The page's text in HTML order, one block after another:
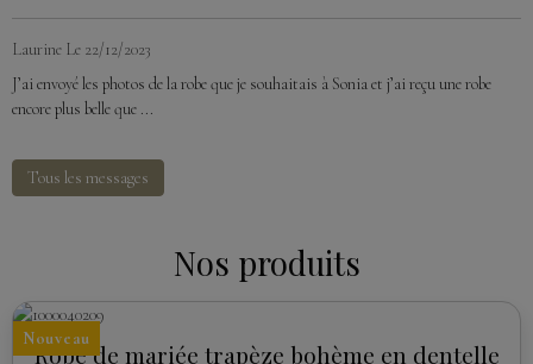
Laurine Le 22/12/2023
J’ai envoyé les photos de la robe que je souhaitais à Sonia et j’ai reçu une robe
encore plus belle que ...
Tous les messages
Nos produits
Nouveau
Robe de mariée trapèze bohème en dentelle